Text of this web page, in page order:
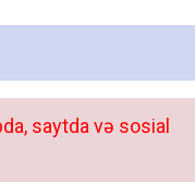
saytda və sosial